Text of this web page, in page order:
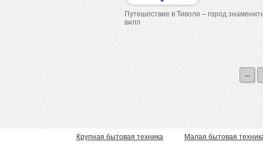
Путешествие в Тиволи – город
вилл
←
Крупная бытовая техника
Малая бытовая